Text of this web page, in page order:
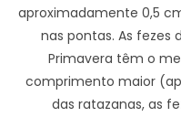
aproximadamente 0,5
nas pontas. As fezes
Primavera têm o
comprimento maior
das ratazanas, as